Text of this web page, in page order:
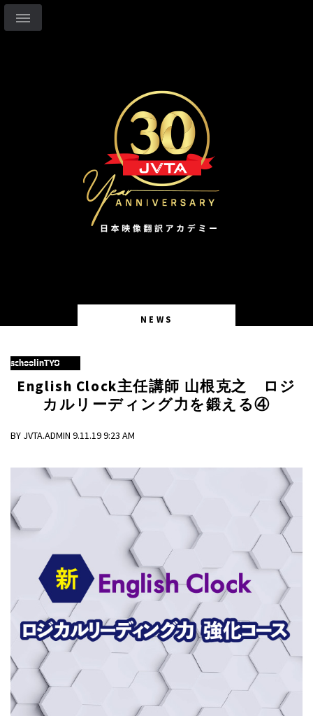
NEWS
schoolinTYO
English Clock主任講師 山根克之 ロジ
カルリーディング力を鍛える④
BY JVTA.ADMIN 9.11.19 9:23 AM